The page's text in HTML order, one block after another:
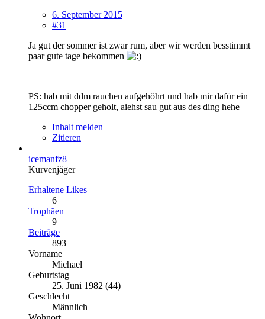
6. September 2015
#31
Ja gut der sommer ist zwar rum, aber wir werden besstimmt
paar gute tage bekommen
PS: hab mit ddm rauchen aufgehöhrt und hab mir dafür ein
125ccm chopper geholt, aiehst sau gut aus des ding hehe
Inhalt melden
Zitieren
icemanfz8
Kurvenjäger
Erhaltene Likes
6
Trophäen
9
Beiträge
893
Vorname
Michael
Geburtstag
25. Juni 1982 (44)
Geschlecht
Männlich